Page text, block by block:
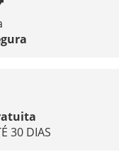
30 DIAS